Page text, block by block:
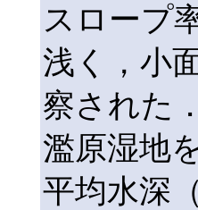
スロープ
浅く，小
察された
濫原湿地
平均水深